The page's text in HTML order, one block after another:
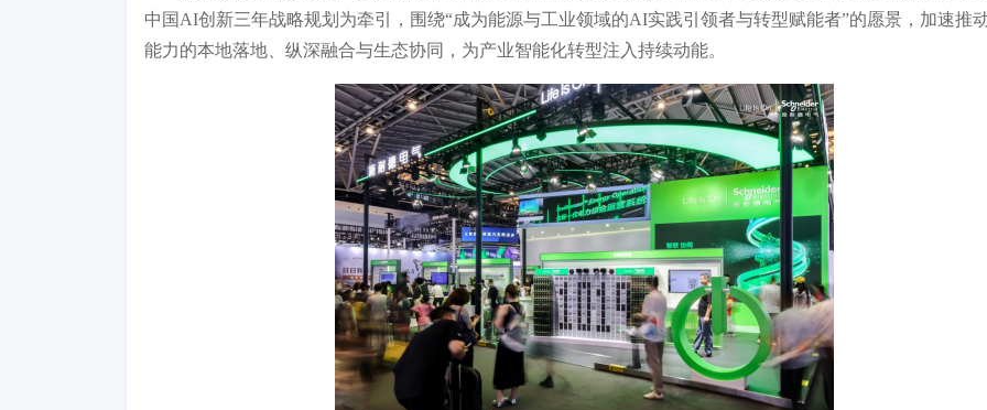
中国AI创新三年战略规划为牵引，围绕“成为能源与工业领域的AI实践引领者与转型赋能者”的愿景，加速推
能力的本地落地、纵深融合与生态协同，为产业智能化转型注入持续动能。